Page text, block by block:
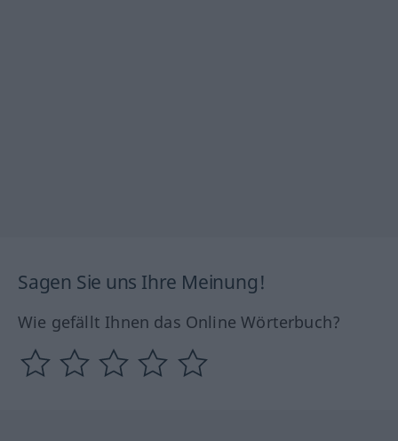
Sagen Sie uns Ihre Meinung!
Wie gefällt Ihnen das Online Wörterbuch?